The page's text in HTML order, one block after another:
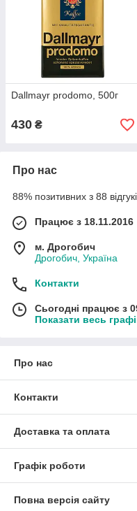
Dallmayr prodomo, 500г
430 ₴
Про нас
88% позитивних з 88
Працює з 18.11.2016
м. Дрогобич
Дрогобич, Україна
Контакти
Сьогодні працює з
Показати весь
Про нас
Контакти
Доставка та оплата
Графік роботи
Повна версія сайту